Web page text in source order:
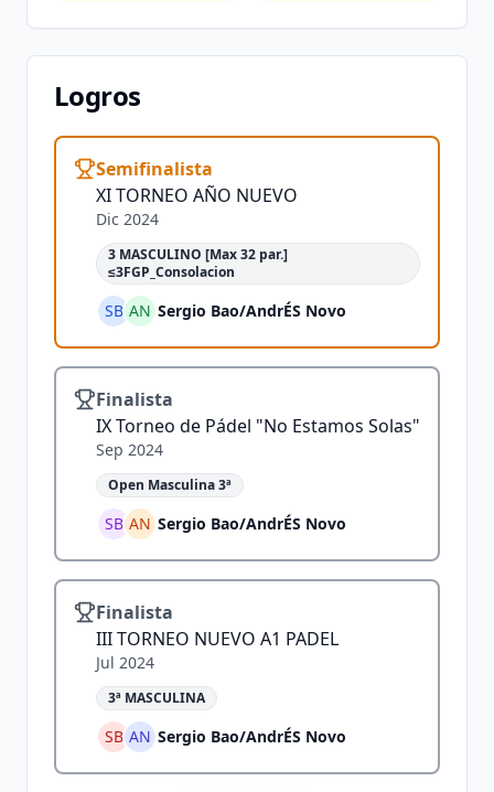
Logros
Semifinalista
XI TORNEO AÑO NUEVO
Dic 2024
3 MASCULINO [Max 32 par.]
≤3FGP_Consolacion
SB AN Sergio Bao/AndrÉS Novo
Finalista
IX Torneo de Pádel "No Estamos Solas"
Sep 2024
Open Masculina 3ª
SB AN Sergio Bao/AndrÉS Novo
Finalista
III TORNEO NUEVO A1 PADEL
Jul 2024
3ª MASCULINA
SB AN Sergio Bao/AndrÉS Novo